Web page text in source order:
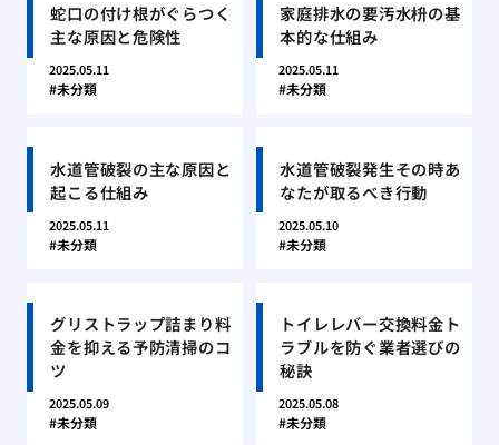
蛇口の付け根がぐらつく
主な原因と危険性
2025.05.11
未分類
家庭排水の要汚水枡の基
本的な仕組み
2025.05.11
未分類
水道管破裂の主な原因と
起こる仕組み
2025.05.11
未分類
水道管破裂発生その時あ
なたが取るべき行動
2025.05.10
未分類
グリストラップ詰まり料
金を抑える予防清掃のコ
ツ
2025.05.09
未分類
トイレレバー交換料金ト
ラブルを防ぐ業者選びの
秘訣
2025.05.08
未分類